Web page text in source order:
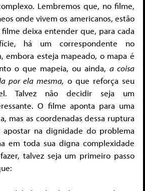
Lembremos que, no filme,
onde vivem os americanos, estão
filme deixa entender que, para cada
há um correspondente no
embora esteja mapeado, o mapa é
o que mapeia, ou ainda, a coisa
por ela mesma, o que reforça seu
Talvez não decidir seja um
O filme aponta para uma
mas as coordenadas dessa ruptura
apostar na dignidade do problema
em toda sua digna complexidade
talvez seja um primeiro passo